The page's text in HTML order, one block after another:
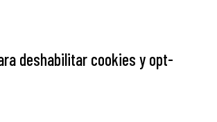
deshabilitar cookies y opt-